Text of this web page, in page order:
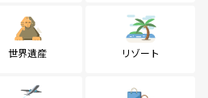
世界遺産 リゾート